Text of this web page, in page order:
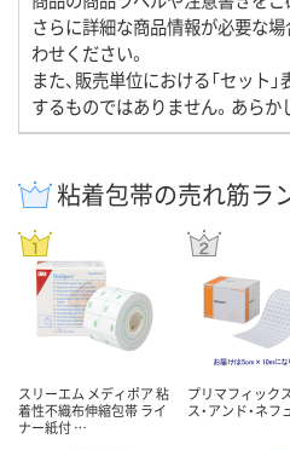
さらに詳細な商品情報が必要な
わせください。
また、販売単位における「セット
するものではありません。あらか
粘着包帯の売れ筋ラ
スリーエム メディポア 粘
着性不織布伸縮包帯 ライ
ナー紙付 …
プリマフィック
ス・アンド・ネフ